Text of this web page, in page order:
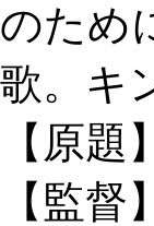
のため
歌。キ
【原
【監